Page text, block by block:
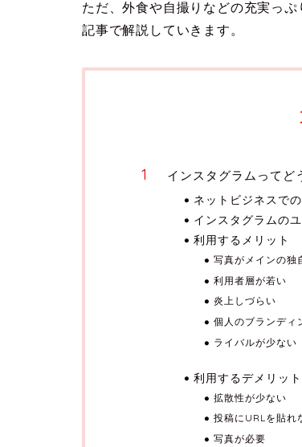
ただ、外食や自撮りなどの充実っ
記事で解説していきます。
インスタグラムってど
ネットビジネスで
インスタグラムの
利用するメリット
写真がメインの独
利用者層が若い
炎上しづらい
個人のブランディ
ライバルが少ない
利用するデメリット
拡散性が少ない
投稿にURLを貼れ
写真が必要